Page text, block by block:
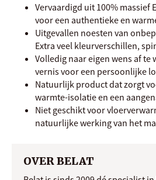
Vervaardigd uit 100% massief
voor een authentieke en
Uitgevallen noesten van
Extra veel kleurverschillen,
Volledig naar eigen wens af te
vernis voor een persoonlijke
Natuurlijk product dat zorgt
warmte-isolatie en een
Niet geschikt voor
natuurlijke werking van het
OVER BELAT